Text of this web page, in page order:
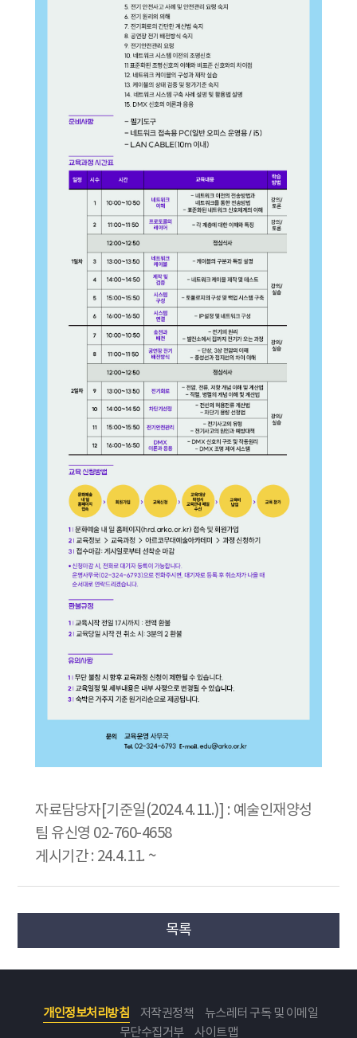
자료담당자[기준일(2024.4.11.)] : 예술인재양성
팀 유신영 02-760-4658
게시기간 : 24.4.11. ~
목록
개인정보처리방침 저작권정책
뉴스레터 구독 및 이메일
무단수집거부
사이트맵